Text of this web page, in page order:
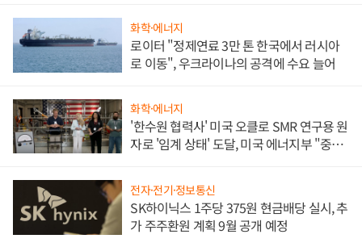
화학·에너지
로이터 "정제연료 3만 톤 한국에서 러시아
로 이동", 우크라이나의 공격에 수요 늘어
화학·에너지
'한수원 협력사' 미국 오클로 SMR 연구용 원
자로 '임계 상태' 도달, 미국 에너지부 "중요
전자·전기·정보통신
SK하이닉스 1주당 375원 현금배당 실시, 추
가 주주환원 계획 9월 공개 예정